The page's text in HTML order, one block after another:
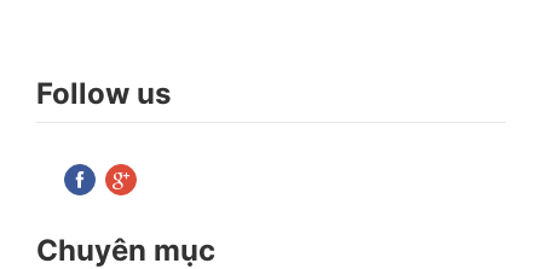
Follow us
Chuyên mục